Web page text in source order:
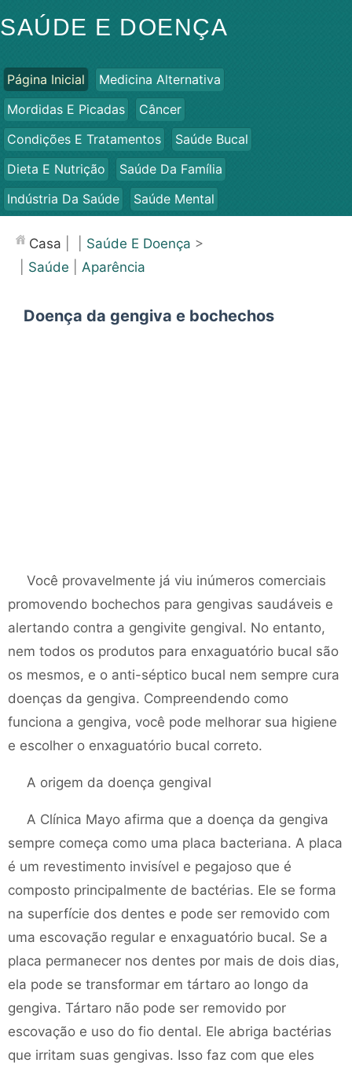
SAÚDE E DOENÇA
Página Inicial
Medicina Alternativa
Mordidas E Picadas
Câncer
Condições E Tratamentos
Saúde Bucal
Dieta E Nutrição
Saúde Da Família
Indústria Da Saúde
Saúde Mental
Saúde
Casa Saúde E Doença >
Saúde Aparência
Doença da gengiva e bochechos
Você provavelmente já viu inúmeros comerciais
promovendo bochechos para gengivas saudáveis ​​e
alertando contra a gengivite gengival. No entanto,
nem todos os produtos para enxaguatório bucal são
os mesmos, e o anti-séptico bucal nem sempre cura
doenças da gengiva. Compreendendo como
funciona a gengiva, você pode melhorar sua higiene
e escolher o enxaguatório bucal correto.
A origem da doença gengival
A Clínica Mayo afirma que a doença da gengiva
sempre começa como uma placa bacteriana. A placa
é um revestimento invisível e pegajoso que é
composto principalmente de bactérias. Ele se forma
na superfície dos dentes e pode ser removido com
uma escovação regular e enxaguatório bucal. Se a
placa permanecer nos dentes por mais de dois dias,
ela pode se transformar em tártaro ao longo da
gengiva. Tártaro não pode ser removido por
escovação e uso do fio dental. Ele abriga bactérias
que irritam suas gengivas. Isso faz com que eles